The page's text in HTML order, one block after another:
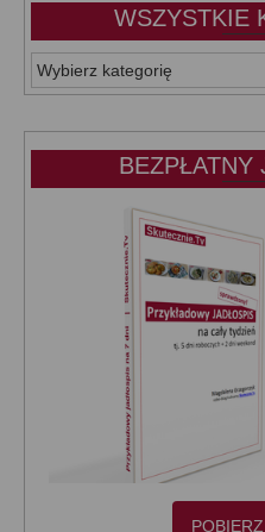
WSZYSTKIE
WSZYSTKIE
KATEGORIE:
BEZPŁATNY